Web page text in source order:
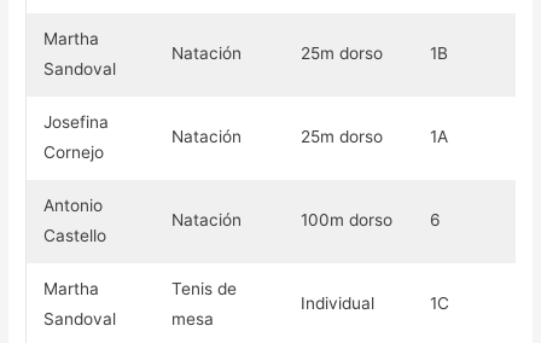
Martha
Sandoval
Natación 25m dorso 1B
Josefina
Cornejo
Natación 25m dorso 1A
Antonio
Castello
Natación 100m dorso 6
Martha
Sandoval
Tenis de
mesa
Individual 1C